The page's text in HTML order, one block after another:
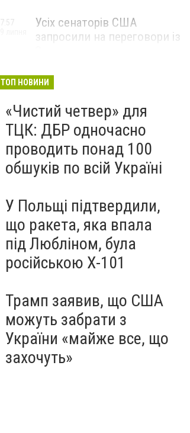
Усіх сенаторів США
запросили на переговори із
Росії, – The Hill
17:57
ТОП НОВИНИ
«Чистий четвер» для
ТЦК: ДБР одночасно
проводить понад 100
обшуків по всій Україні
У Польщі підтвердили,
що ракета, яка впала
під Любліном, була
російською Х-101
Трамп заявив, що США
можуть забрати з
України «майже все, що
захочуть»